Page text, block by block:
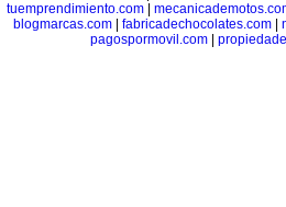
tuemprendimiento.com
blogmarcas.com
fabricadechocolates.com
pagospormovil.com|